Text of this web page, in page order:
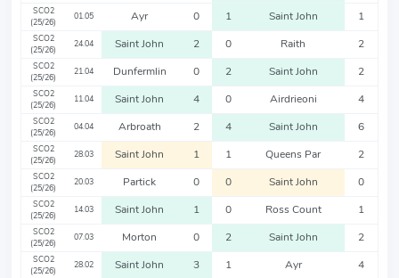
SCO2
(25/26)
01.05 Ayr 0 1 Saint John 1
SCO2
(25/26)
24.04 Saint John 2 0 Raith 2
SCO2
(25/26)
21.04 Dunfermlin 0 2 Saint John 2
SCO2
(25/26)
11.04 Saint John 4 0 Airdrieoni 4
SCO2
(25/26)
04.04 Arbroath 2 4 Saint John 6
SCO2
(25/26)
28.03 Saint John 1 1 Queens Par 2
SCO2
(25/26)
20.03 Partick 0 0 Saint John 0
SCO2
(25/26)
14.03 Saint John 1 0 Ross Count 1
SCO2
(25/26)
07.03 Morton 0 2 Saint John 2
SCO2
(25/26)
28.02 Saint John 3 1 Ayr 4